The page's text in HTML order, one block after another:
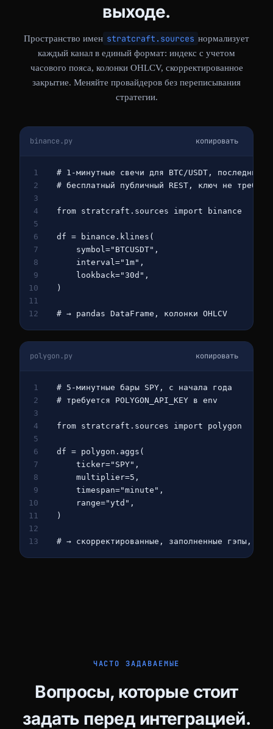
выходе.
Пространство имен stratcraft.sources нормализует
каждый канал в единый формат: индекс с учетом
часового пояса, колонки OHLCV, скорректированное
закрытие. Меняйте провайдеров без переписывания
стратегии.
binance.py копировать
1
2
3
4
5
6
7
8
9
10
11
12
# 1-минутные свечи для BTC/USDT, последние
# бесплатный публичный REST, ключ не
from stratcraft.sources import binance
df = binance.klines(
    symbol=
"BTCUSDT" ,
    interval=
"1m" ,
    lookback=
"30d" ,
)
# → pandas DataFrame, колонки OHLCV
polygon.py копировать
1
2
3
4
5
6
7
8
9
10
11
12
13
# 5-минутные бары SPY, с начала года
# требуется POLYGON_API_KEY в env
from stratcraft.sources import polygon
df = polygon.aggs(
    ticker=
"SPY" ,
    multiplier=
5 ,
    timespan=
"minute" ,
    range=
"ytd" ,
)
# → скорректированные, заполненные гэпы,
ЧАСТО ЗАДАВАЕМЫЕ
Вопросы, которые стоит
задать перед интеграцией.